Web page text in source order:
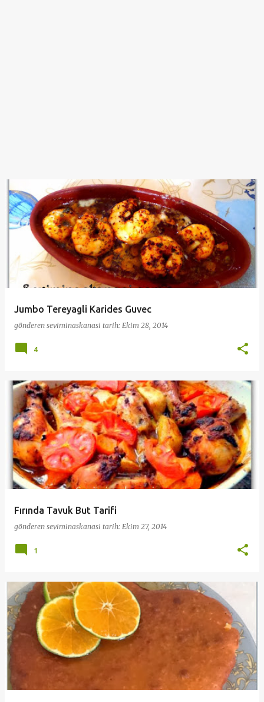
Jumbo Tereyagli Karides Guvec
gönderen seviminaskanasi tarih: Ekim 28, 2014
4
Fırında Tavuk But Tarifi
gönderen seviminaskanasi tarih: Ekim 27, 2014
1